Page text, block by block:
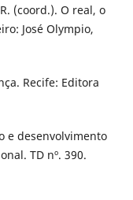
(coord.). O real, o
José Olympio,
Recife: Editora
e desenvolvimento
TD nº. 390.